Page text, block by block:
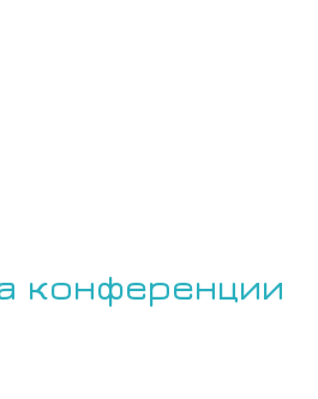
конференции